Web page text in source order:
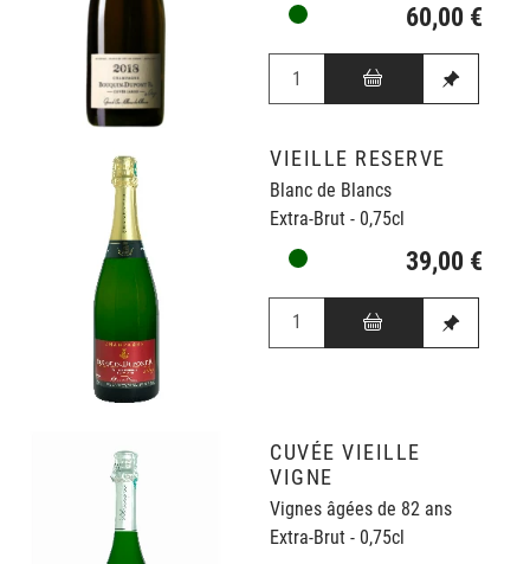
60,00 €
VIEILLE RESERVE
Blanc de Blancs
Extra-Brut - 0,75cl
39,00 €
CUVÉE VIEILLE
VIGNE
Vignes âgées de 82 ans
Extra-Brut - 0,75cl